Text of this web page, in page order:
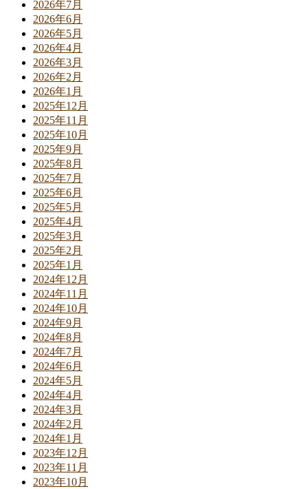
2026年7月
2026年6月
2026年5月
2026年4月
2026年3月
2026年2月
2026年1月
2025年12月
2025年11月
2025年10月
2025年9月
2025年8月
2025年7月
2025年6月
2025年5月
2025年4月
2025年3月
2025年2月
2025年1月
2024年12月
2024年11月
2024年10月
2024年9月
2024年8月
2024年7月
2024年6月
2024年5月
2024年4月
2024年3月
2024年2月
2024年1月
2023年12月
2023年11月
2023年10月